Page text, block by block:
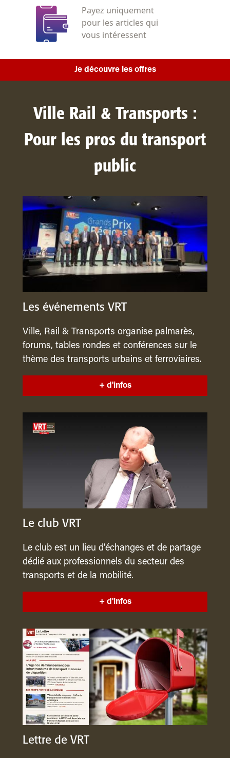
Payez uniquement
pour les articles qui
vous intéressent
Je découvre les offres
Ville Rail & Transports :
Pour les pros du transport
public
Les événements VRT
Ville, Rail & Transports organise palmarès,
forums, tables rondes et conférences sur le
thème des transports urbains et ferroviaires.
+ d'infos
Le club VRT
Le club est un lieu d’échanges et de partage
dédié aux professionnels du secteur des
transports et de la mobilité.
+ d'infos
Lettre de VRT